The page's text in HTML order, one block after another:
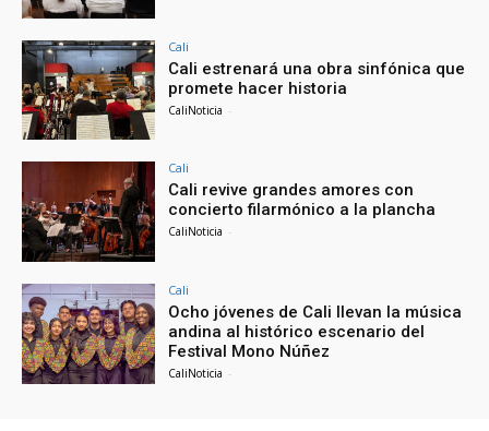
Cali
Cali estrenará una obra sinfónica que
promete hacer historia
CaliNoticia -
Cali
Cali revive grandes amores con
concierto filarmónico a la plancha
CaliNoticia -
Cali
Ocho jóvenes de Cali llevan la música
andina al histórico escenario del
Festival Mono Núñez
CaliNoticia -